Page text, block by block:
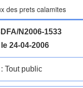
des prets calamites
N2006-1533
24-04-2006
Tout public